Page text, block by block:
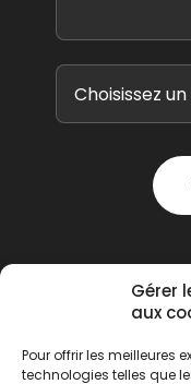
Gérer
aux
Pour offrir les meilleures
technologies telles que